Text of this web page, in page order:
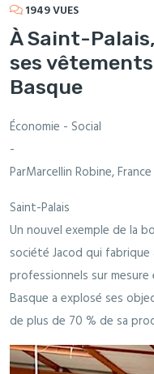
1949 VUES
À Saint-
ses
Basque
Économie - Social
-
ParMarcellin Robine,
Saint-Palais
Un nouvel exemple de la
société Jacod qui
professionnels sur
Basque a explosé ses
de plus de 70 % de sa